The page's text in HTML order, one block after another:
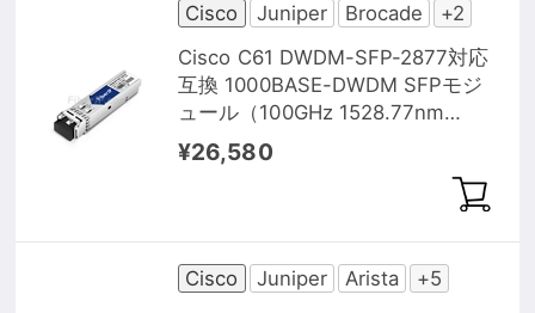
Cisco Juniper Brocade
+2
Cisco C61 DWDM-SFP-2877対応
互換 1000BASE-DWDM SFPモジ
ュール（100GHz 1528.77nm
100km DOM）
¥26,580
Cisco Juniper Arista
+5